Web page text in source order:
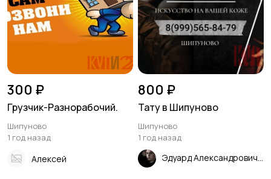
300 ₽
Грузчик-Разнорабочий.
Шипуново
1 год назад
Алексей
800 ₽
Тату в Шипуново
Шипуново
1 год назад
Эдуард Александрович